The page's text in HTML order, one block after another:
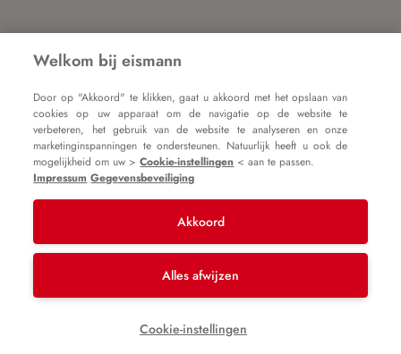
Nog geen account?
Registreer nu
Algemene voorwaarden
mogelijke bezorgkosten, tenzij anders vermeld.
Welkom bij eismann
Door op "Akkoord" te klikken, gaat u akkoord met het opslaan van
cookies op uw apparaat om de navigatie op de website te
verbeteren, het gebruik van de website te analyseren en onze
marketinginspanningen te ondersteunen. Natuurlijk heeft u ook de
mogelijkheid om uw >Cookie-instellingen < aan te passen.
Impressum Gegevensbeveiliging
Akkoord
Alles afwijzen
Cookie-instellingen